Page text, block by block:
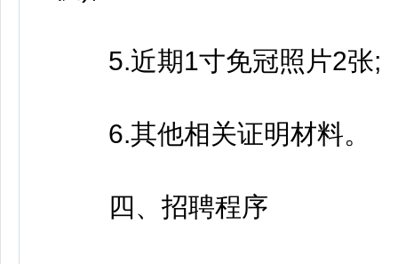
5.近期1寸免冠照片2张;
6.其他相关证明材料。
四、招聘程序